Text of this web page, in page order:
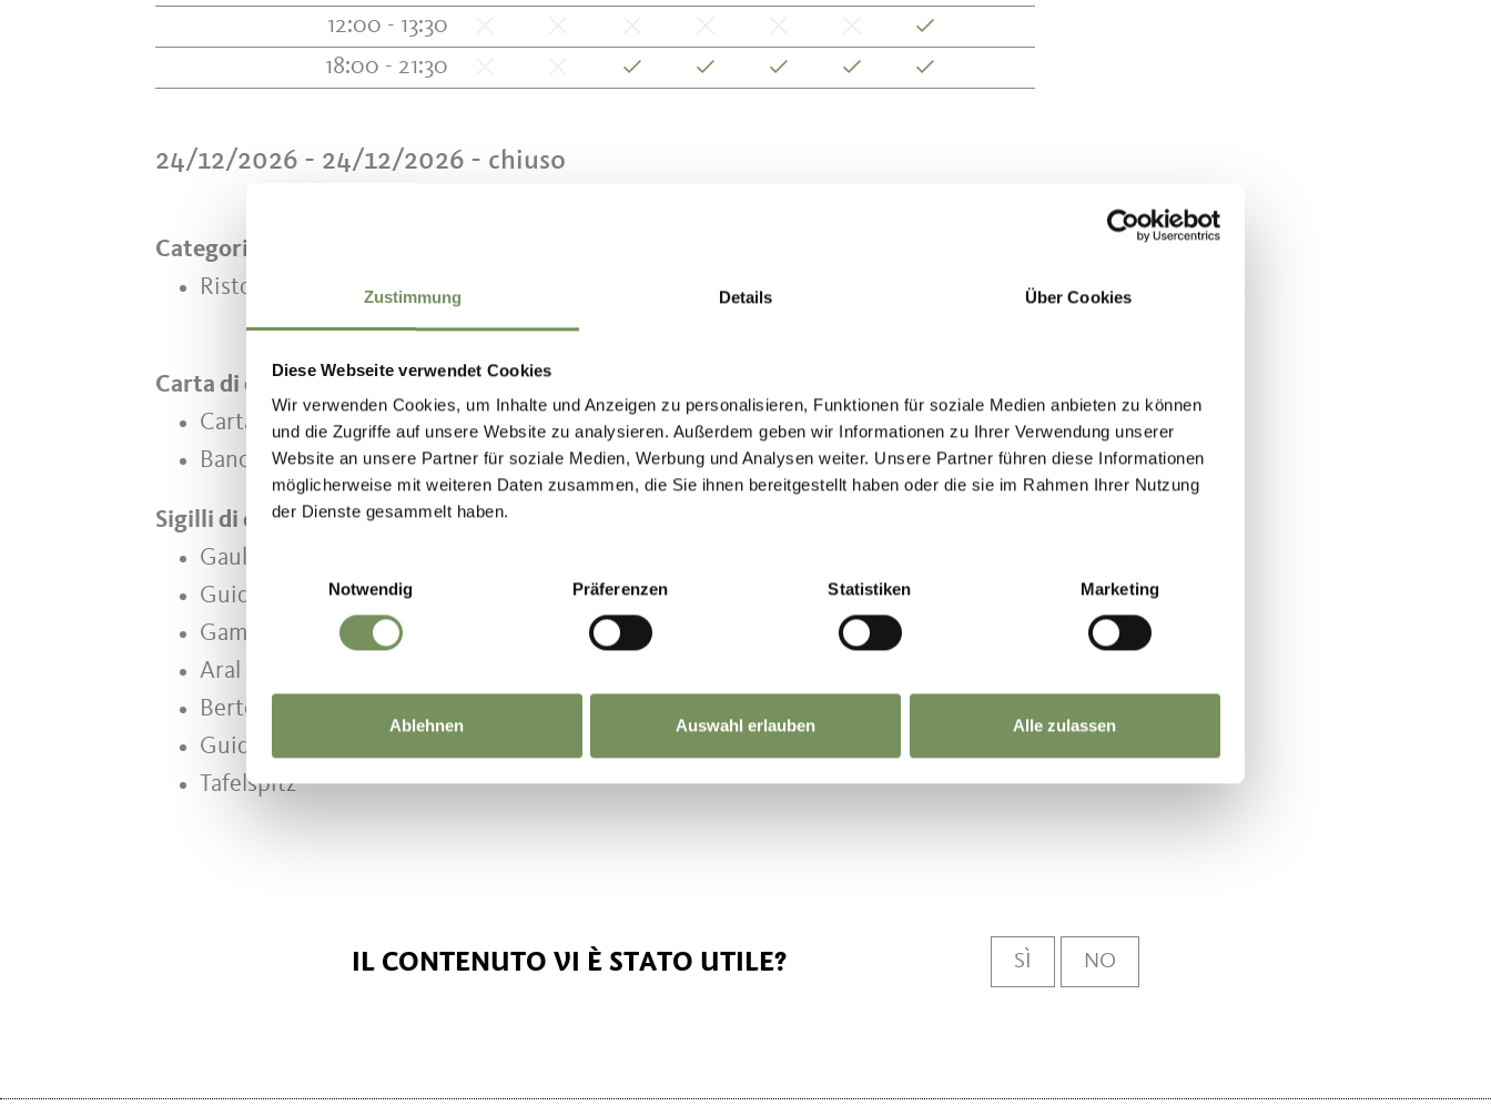
Zustimmung Details Über Cookies
Diese Webseite verwendet Cookies
Wir verwenden Cookies, um Inhalte und Anzeigen zu personalisieren, Funktionen für soziale Medien anbieten zu können
und die Zugriffe auf unsere Website zu analysieren. Außerdem geben wir Informationen zu Ihrer Verwendung unserer
Website an unsere Partner für soziale Medien, Werbung und Analysen weiter. Unsere Partner führen diese Informationen
möglicherweise mit weiteren Daten zusammen, die Sie ihnen bereitgestellt haben oder die sie im Rahmen Ihrer Nutzung
der Dienste gesammelt haben.
Einwilligungsauswahl
Notwendig
Präferenzen Statistiken Marketing
Ablehnen Auswahl erlauben Alle zulassen
12:00 - 13:30
18:00 - 21:30
24/12/2026 - 24/12/2026 - chiuso
Categorie
Ristorante
Matrimoni (110 Posti)
Carta di credito
Carta di credito
Bancomat/Maestro
Cucina gourmet
Prodotti di produzione propria
Sigilli di qualità
Gault Millau Alto Adige
Guida l’Espresso
Gambero Rosso
Aral schlemmer atlas
Bertelsmann
Guida Michelin
Tafelspitz
Servizio di consegna su prenotazione
IL CONTENUTO VI È STATO UTILE? SÌ NO